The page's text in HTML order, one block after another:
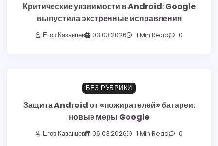
Критические уязвимости в Android: Google
выпустила экстренные исправления
Егор Казанцев 03.03.2026 1 Min Read 0
БЕЗ РУБРИКИ
Защита Android от «пожирателей» батареи:
новые меры Google
Егор Казанцев 06.03.2026 1 Min Read 0